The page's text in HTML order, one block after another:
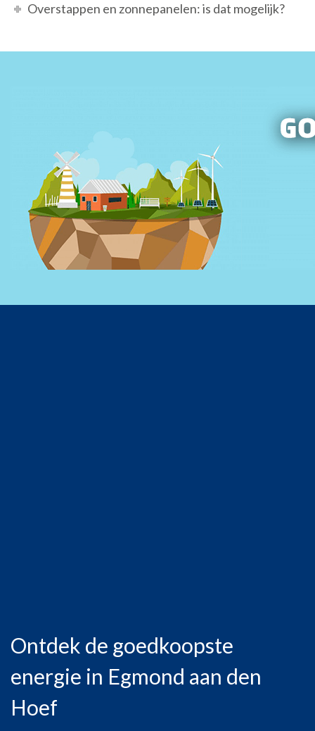
Overstappen en zonnepanelen: is dat mogelijk?
Ontdek de goedkoopste
energie in Egmond aan den
Hoef